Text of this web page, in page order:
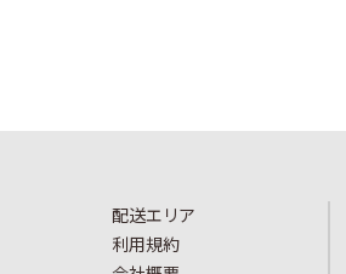
配送エリア
利用規約